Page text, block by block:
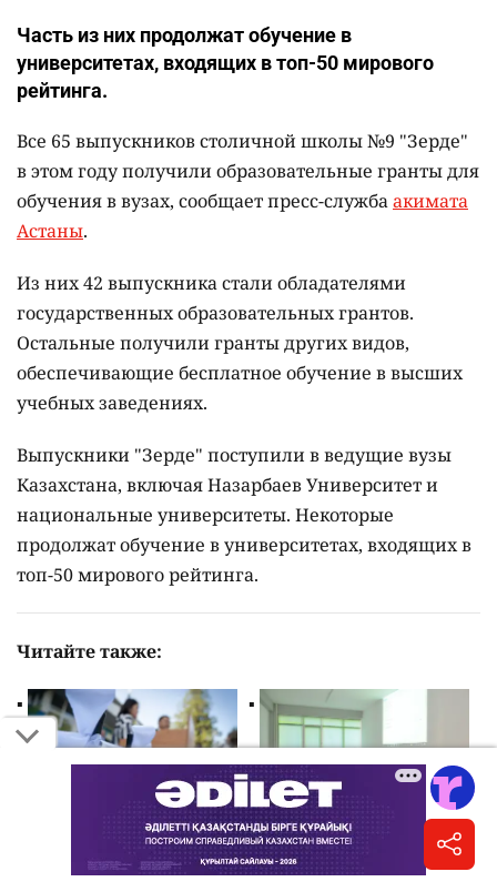
Часть из них продолжат обучение в
университетах, входящих в топ-50 мирового
рейтинга.
Все 65 выпускников столичной школы №9 "Зерде"
в этом году получили образовательные гранты для
обучения в вузах, сообщает пресс-службаакимата
Астаны.
Из них 42 выпускника стали обладателями
государственных образовательных грантов.
Остальные получили гранты других видов,
обеспечивающие бесплатное обучение в высших
учебных заведениях.
Выпускники "Зерде" поступили в ведущие вузы
Казахстана, включая Назарбаев Университет и
национальные университеты. Некоторые
продолжат обучение в университетах, входящих в
топ-50 мирового рейтинга.
Читайте также:
Даты выпускных
экзаменов для
школьников на 2026/27
В школах Казахстана
изменили название и
содержание одного из